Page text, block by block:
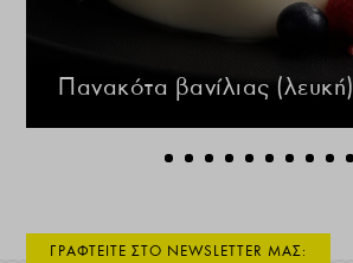
Πανακότα βανίλιας (λευκή)
ΓΡΑΦΤΕΙΤΕ ΣΤΟ NEWSLETTER ΜΑΣ: